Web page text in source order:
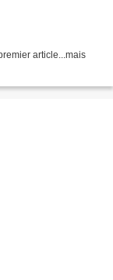
article...mais